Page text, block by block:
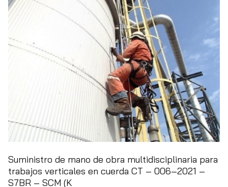
Suministro de mano de obra multidisciplinaria para
trabajos verticales en cuerda CT – 006–2021 –
S7BR – SCM (K